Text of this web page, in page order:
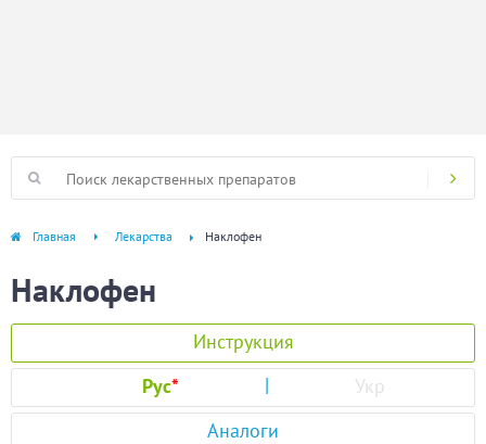
Главная Лекарства Наклофен
Наклофен
Инструкция
Рус*
Укр
Аналоги